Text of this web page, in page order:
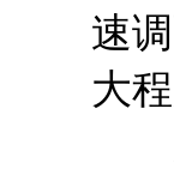
速
大
从